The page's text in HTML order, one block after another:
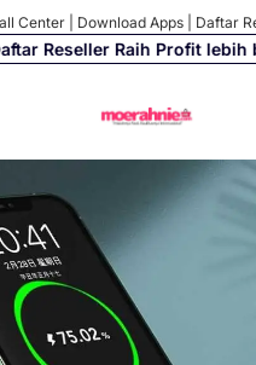
Center Download Apps Daftar
Reseller Raih Profit lebih